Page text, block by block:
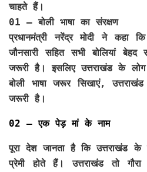
चाहते हैं।
01 – बोली भाषा का संरक्षण
प्रधानमंत्री नरेंद्र मोदी ने कहा
जौनसारी सहित सभी बोलियां
जरूरी है। इसलिए उत्तराखंड के
बोली भाषा जरूर सिखाएं,
जरूरी है।
02 – एक पेड़ मां के नाम
पूरा देश जानता है कि उत्तराखंड के
प्रेमी होते हैं। उत्तराखंड तो